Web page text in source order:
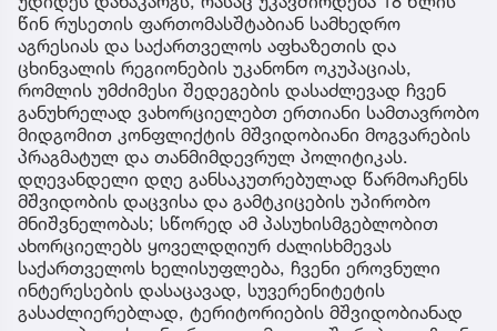
წინ რუსეთის ფართომასშტაბიან სამხედრო
აგრესიას და საქართველოს აფხაზეთის და
ცხინვალის რეგიონების უკანონო ოკუპაციას,
რომლის უმძიმესი შედეგების დასაძლევად ჩვენ
განუხრელად ვახორციელებთ ერთიანი სამთავრობო
მიდგომით კონფლიქტის მშვიდობიანი მოგვარების
პრაგმატულ და თანმიმდევრულ პოლიტიკას.
დღევანდელი დღე განსაკუთრებულად წარმოაჩენს
მშვიდობის დაცვისა და გამტკიცების უპირობო
მნიშვნელობას; სწორედ ამ პასუხისმგებლობით
ახორციელებს ყოველდღიურ ძალისხმევას
საქართველოს ხელისუფლება, ჩვენი ეროვნული
ინტერესების დასაცავად, სუვერენიტეტის
გასაძლიერებლად, ტერიტორიების მშვიდობიანად